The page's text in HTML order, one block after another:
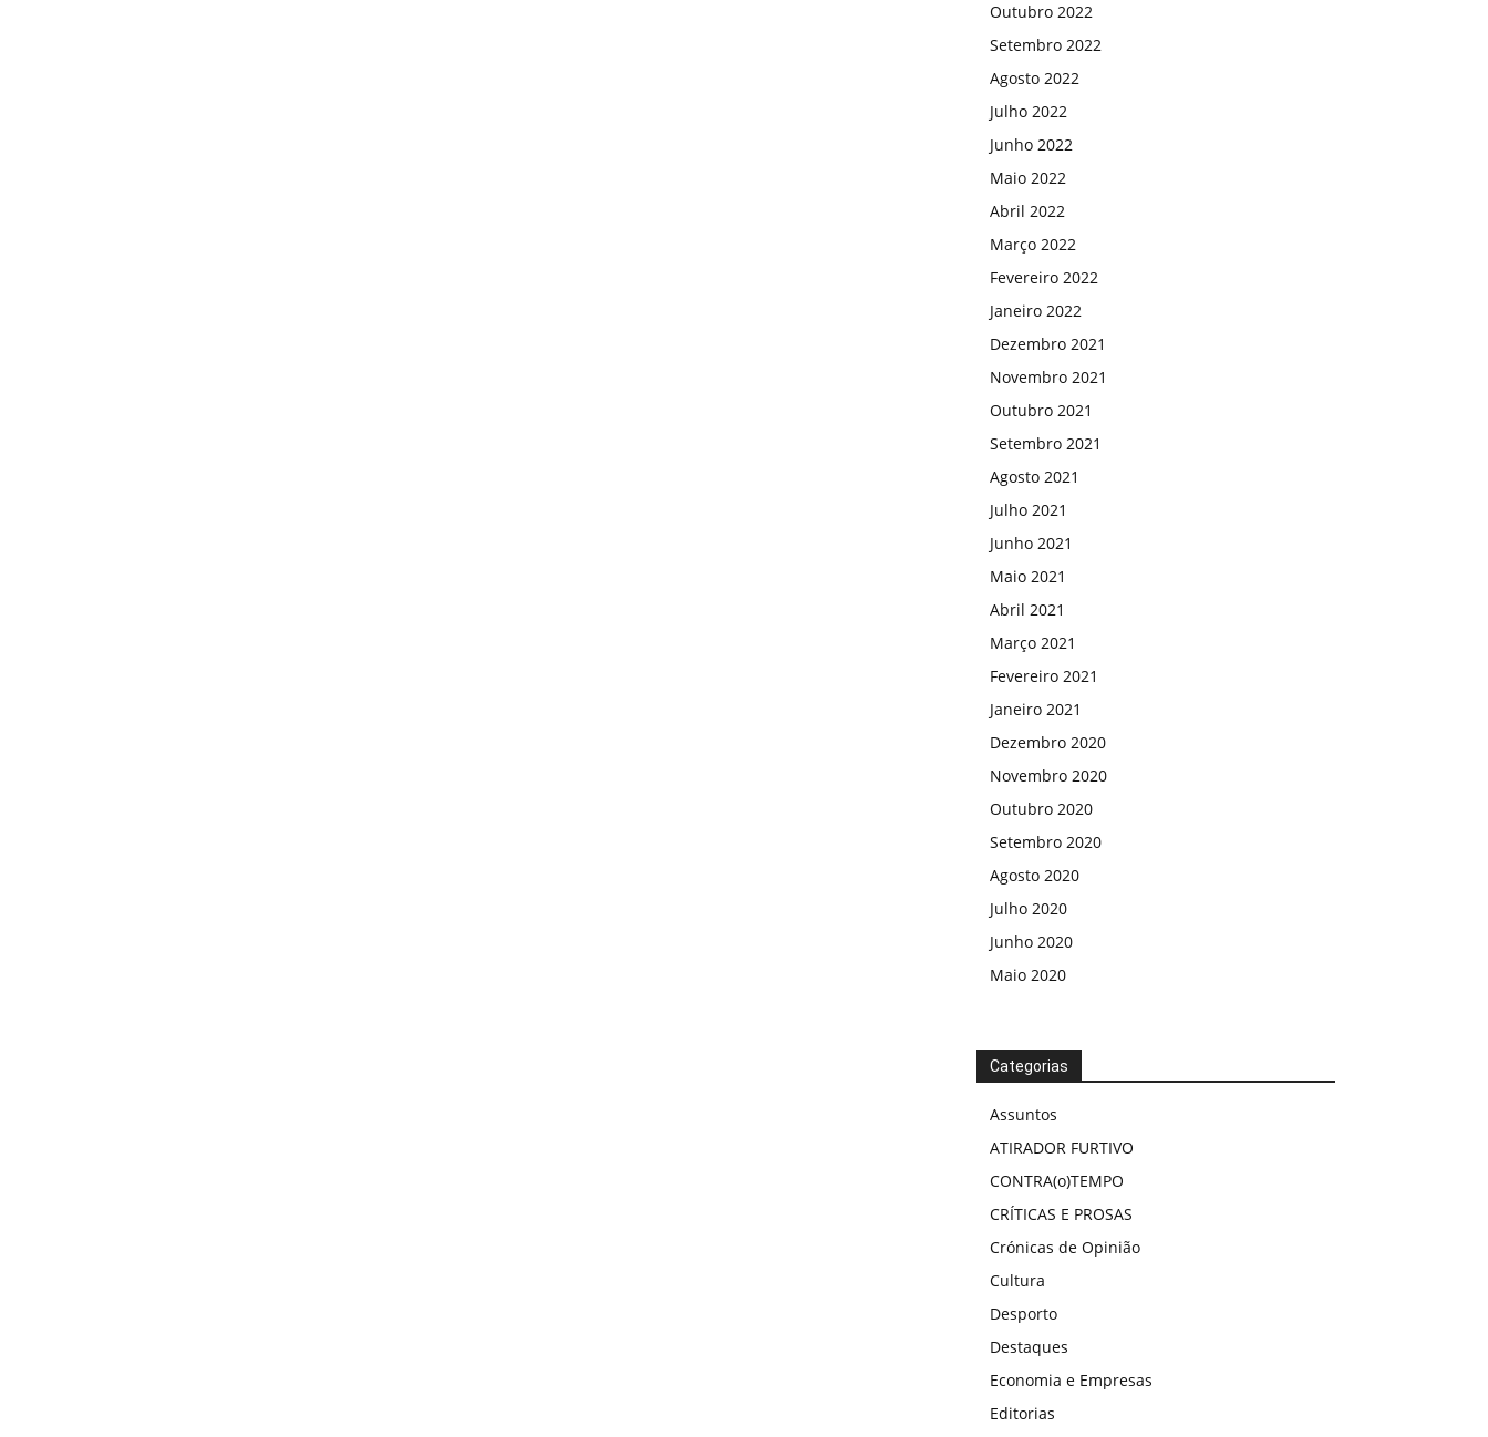
Outubro 2022
Setembro 2022
Agosto 2022
Julho 2022
Junho 2022
Maio 2022
Abril 2022
Março 2022
Fevereiro 2022
Janeiro 2022
Dezembro 2021
Novembro 2021
Outubro 2021
Setembro 2021
Agosto 2021
Julho 2021
Junho 2021
Maio 2021
Abril 2021
Março 2021
Fevereiro 2021
Janeiro 2021
Dezembro 2020
Novembro 2020
Outubro 2020
Setembro 2020
Agosto 2020
Julho 2020
Junho 2020
Maio 2020
Categorias
Assuntos
ATIRADOR FURTIVO
CONTRA(o)TEMPO
CRÍTICAS E PROSAS
Crónicas de Opinião
Cultura
Desporto
Destaques
Economia e Empresas
Editorias